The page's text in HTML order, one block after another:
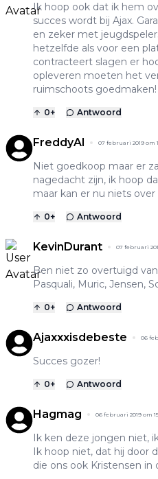
Ik hoop ook dat ik hem
succes wordt bij Ajax.
en zeker met
hetzelfde als voor een
contracteert slagen er
opleveren moeten het
ruimschoots goedmaken!
0+ Antwoord
FreddyAl 07 februari 2019 om
Niet goedkoop maar er
nagedacht zijn, ik hoop
maar kan er nu niets
0+ Antwoord
KevinDurant 07 februari
Ben niet zo overtuigd
Pasquali, Muric, Jensen,
0+ Antwoord
Ajaxxxisdebeste 06
Succes gozer!
0+ Antwoord
Hagmag 06 februari 2019 om
Ik ken deze jongen niet,
Ik hoop niet, dat hij door
die ons ook Kristensen